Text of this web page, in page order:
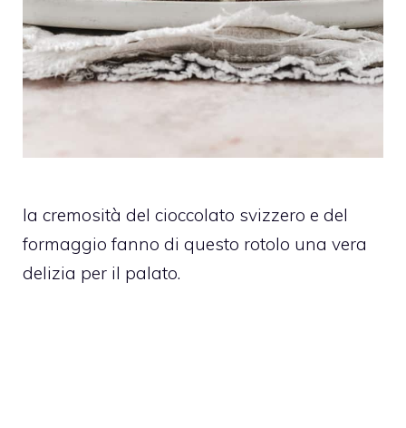
la cremosità del cioccolato svizzero e del
formaggio fanno di questo rotolo una vera
delizia per il palato.